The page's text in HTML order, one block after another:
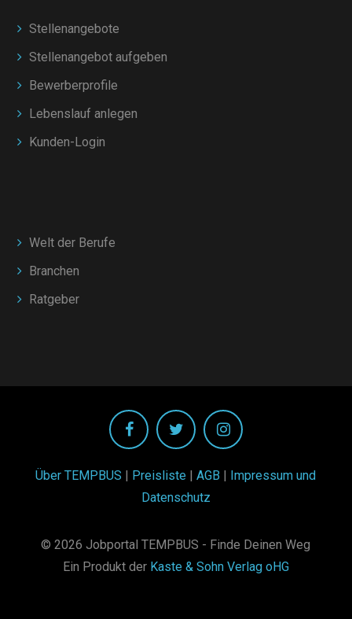
Stellenangebote
Stellenangebot aufgeben
Bewerberprofile
Lebenslauf anlegen
Kunden-Login
Welt der Berufe
Branchen
Ratgeber
Über TEMPBUS | Preisliste |AGB | Impressum und
Datenschutz
© 2026 Jobportal TEMPBUS - Finde Deinen Weg
Ein Produkt der Kaste & Sohn Verlag oHG